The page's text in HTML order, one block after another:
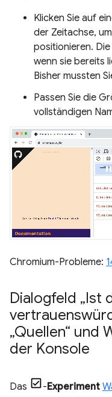
Klicken Sie auf
der Zeitachse,
positionieren.
wenn sie bereits
Bisher mussten
Passen Sie die
vollständigen
Chromium-Probleme:
Dialogfeld „Ist
„Quellen“ und
der Konsole
Das -Experiment